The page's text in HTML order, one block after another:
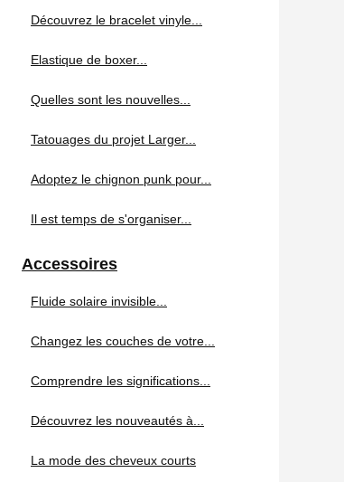
Découvrez le bracelet vinyle...
Elastique de boxer...
Quelles sont les nouvelles...
Tatouages du projet Larger...
Adoptez le chignon punk pour...
Il est temps de s'organiser...
Accessoires
Fluide solaire invisible...
Changez les couches de votre...
Comprendre les significations...
Découvrez les nouveautés à...
La mode des cheveux courts